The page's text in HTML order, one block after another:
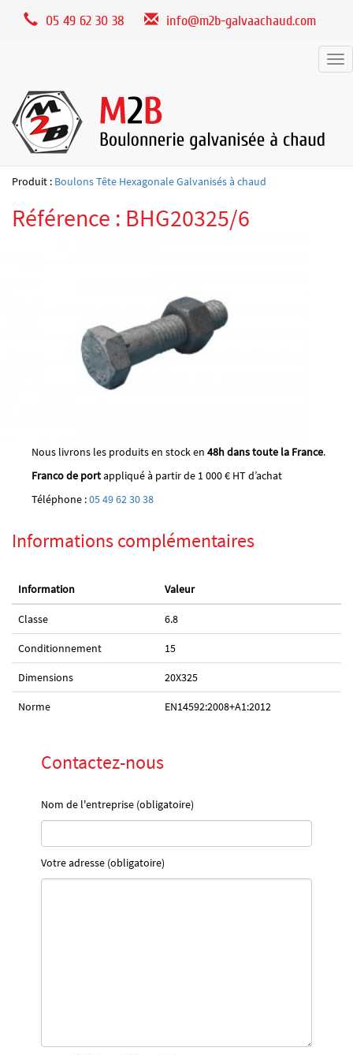
05 49 62 30 38 info@m2b-galvaachaud.com
Produit : Boulons Tête Hexagonale Galvanisés à chaud
Référence : BHG20325/6
Nous livrons les produits en stock en 48h dans toute la France.
Franco de portappliqué à partir de 1 000 € HT d’achat
Téléphone :05 49 62 30 38
Informations complémentaires
Information Valeur
Classe 6.8
Conditionnement 15
Dimensions 20X325
Norme EN14592:2008+A1:2012
Contactez-nous
Nom de l'entreprise (obligatoire)
Votre adresse (obligatoire)